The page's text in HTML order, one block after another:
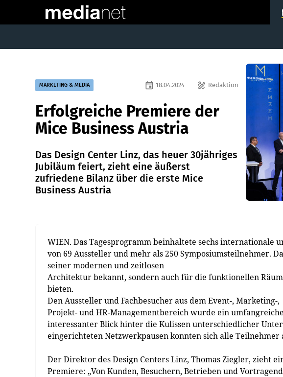
MARKETING & MEDIA draw Redaktion
event 18.04.2024
Erfolgreiche Premiere der
Mice Business Austria
Das Design Center Linz, das heuer 30jähriges
Jubiläum feiert, zieht eine äußerst
zufriedene Bilanz über die erste Mice
Business Austria
WIEN. Das Tagesprogramm beinhaltete sechs internationale
von 69 Aussteller und mehr als 250 Symposiumsteilnehmer.
seiner modernen und zeitlosen
Architektur bekannt, sondern auch für die funktionellen
bieten.
Den Aussteller und Fachbesucher aus dem Event-, Marketing-,
Projekt- und HR-Managementbereich wurde ein
interessanter Blick hinter die Kulissen unterschiedlicher
eingerichteten Netzwerkpausen konnten sich alle Teilnehmer
Der Direktor des Design Centers Linz, Thomas Ziegler, zieht
Premiere: „Von Kunden, Besuchern, Betrieben und